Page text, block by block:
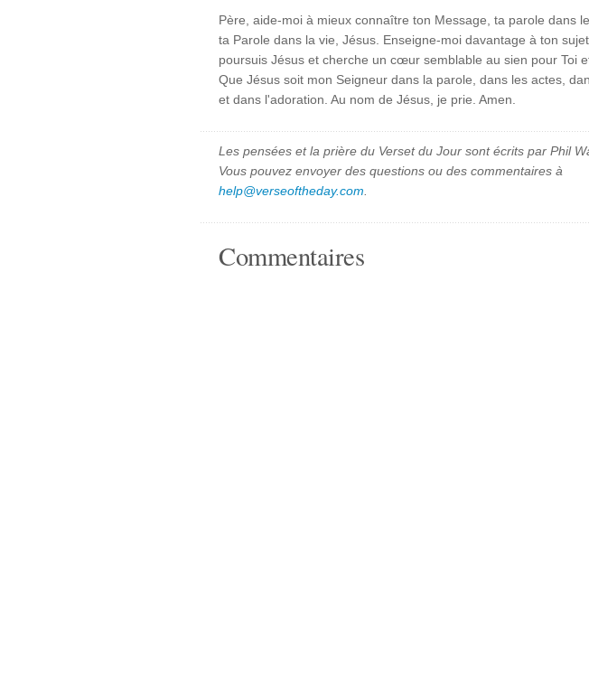
Père, aide-moi à mieux connaître ton Message, ta parole dans
ta Parole dans la vie, Jésus. Enseigne-moi davantage à ton
poursuis Jésus et cherche un cœur semblable au sien pour Toi
Que Jésus soit mon Seigneur dans la parole, dans les actes,
et dans l'adoration. Au nom de Jésus, je prie. Amen.
Les pensées et la prière du Verset du Jour sont écrits par Phil
Vous pouvez envoyer des questions ou des commentaires à
help@verseoftheday.com
Commentaires